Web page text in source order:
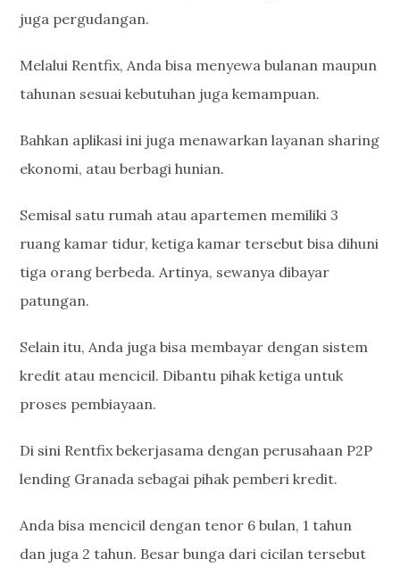
juga pergudangan.
Melalui Rentfix, Anda bisa menyewa bulanan maupun
tahunan sesuai kebutuhan juga kemampuan.
Bahkan aplikasi ini juga menawarkan layanan sharing
ekonomi, atau berbagi hunian.
Semisal satu rumah atau apartemen memiliki 3
ruang kamar tidur, ketiga kamar tersebut bisa dihuni
tiga orang berbeda. Artinya, sewanya dibayar
patungan.
Selain itu, Anda juga bisa membayar dengan sistem
kredit atau mencicil. Dibantu pihak ketiga untuk
proses pembiayaan.
Di sini Rentfix bekerjasama dengan perusahaan P2P
lending Granada sebagai pihak pemberi kredit.
Anda bisa mencicil dengan tenor 6 bulan, 1 tahun
dan juga 2 tahun. Besar bunga dari cicilan tersebut